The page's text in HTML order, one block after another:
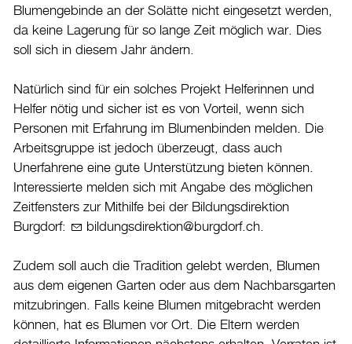
Blumengebinde an der Solätte nicht eingesetzt werden,
da keine Lagerung für so lange Zeit möglich war. Dies
soll sich in diesem Jahr ändern.
Natürlich sind für ein solches Projekt Helferinnen und
Helfer nötig und sicher ist es von Vorteil, wenn sich
Personen mit Erfahrung im Blumenbinden melden. Die
Arbeitsgruppe ist jedoch überzeugt, dass auch
Unerfahrene eine gute Unterstützung bieten können.
Interessierte melden sich mit Angabe des möglichen
Zeitfensters zur Mithilfe bei der Bildungsdirektion
Burgdorf:
b ld ngsd r kt n b rgd rf ch.
Zudem soll auch die Tradition gelebt werden, Blumen
aus dem eigenen Garten oder aus dem Nachbarsgarten
mitzubringen. Falls keine Blumen mitgebracht werden
können, hat es Blumen vor Ort. Die Eltern werden